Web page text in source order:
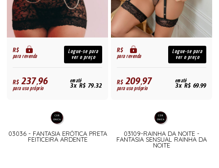
R$
para revenda
Logue-se para
ver o preço
R$237,96
para uso próprio
em até
3x R$ 79,32
03036 - FANTASIA ERÓTICA PRETA
FEITICEIRA ARDENTE
R$
para revenda
Logue-se para
ver o preço
R$209,97
para uso próprio
em até
3x R$ 69,99
03109-RAINHA DA NOITE -
FANTASIA SENSUAL RAINHA DA
NOITE